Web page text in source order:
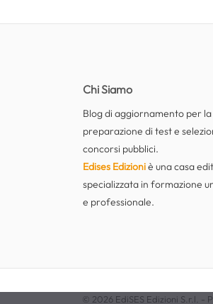
Chi Siamo
Blog di aggiornamento per la
preparazione di test e
concorsi pubblici.
Edises Edizioniè una casa
specializzata in formazione
e professionale.
© 2026 EdiSES Edizioni S.r.l. -